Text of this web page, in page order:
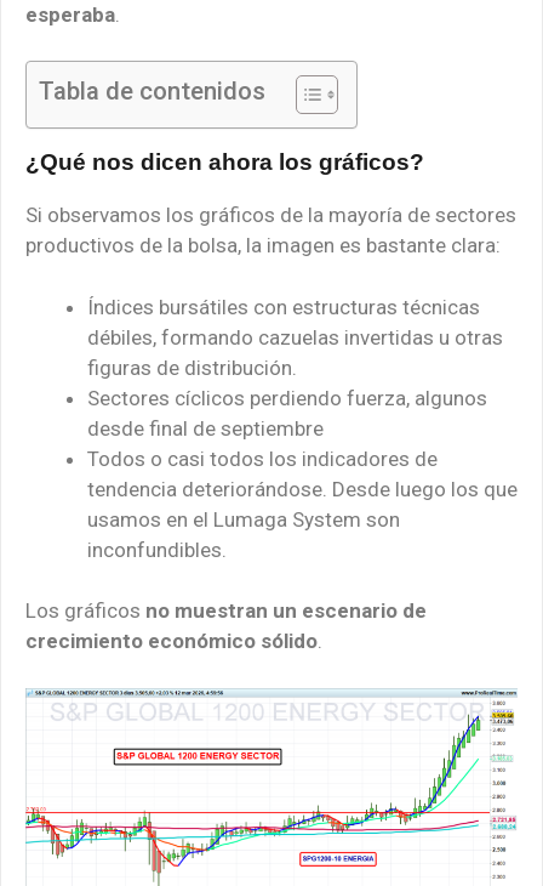
esperaba
Tabla de contenidos
¿Qué nos dicen ahora los gráficos?
Si observamos los gráficos de la mayoría de sectores
productivos de la bolsa, la imagen es bastante clara:
Índices bursátiles con estructuras técnicas
débiles, formando cazuelas invertidas u otras
figuras de distribución.
Sectores cíclicos perdiendo fuerza, algunos
desde final de septiembre
Todos o casi todos los indicadores de
tendencia deteriorándose. Desde luego los que
usamos en el Lumaga System son
inconfundibles.
Los gráficos no muestran un escenario de
crecimiento económico sólido.